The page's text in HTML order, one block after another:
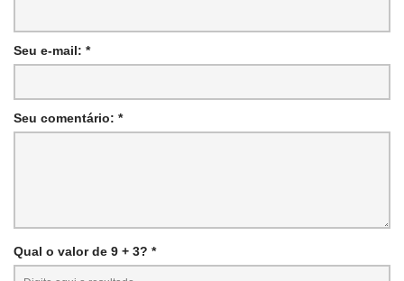
Seu e-mail: *
Seu comentário: *
Qual o valor de 9 + 3? *